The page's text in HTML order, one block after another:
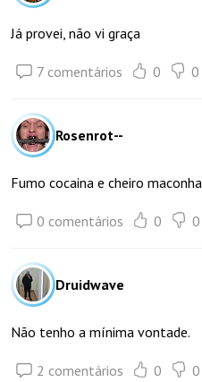
Já provei, não vi graça
7 comentários 0 0
Rosenrot--
Fumo cocaina e cheiro maconha
0 comentários 0 0
Druidwave
Não tenho a mínima vontade.
2 comentários 0 0